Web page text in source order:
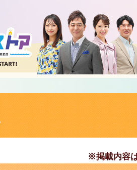
※掲載内容